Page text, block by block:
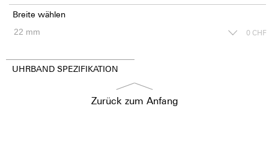
Breite wählen
0 CHF
UHRBAND SPEZIFIKATION
Zurück zum Anfang